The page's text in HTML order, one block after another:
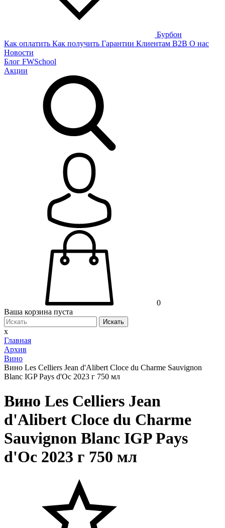
Бурбон
Как оплатить Как получить Гарантии Клиентам B2B О нас
Новости
Блог FWSchool
Акции
0
Ваша корзина пуста
Искать
x
Главная
Архив
Вино
Вино Les Celliers Jean d'Alibert Cloce du Charme Sauvignon
Blanc IGP Pays d'Oc 2023 г 750 мл
Вино Les Celliers Jean
d'Alibert Cloce du Charme
Sauvignon Blanc IGP Pays
d'Oc 2023 г 750 мл